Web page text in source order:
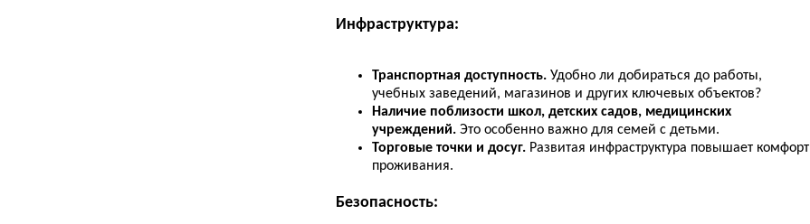
Инфраструктура:
Транспортная доступность.Удобно ли добираться до работы,
учебных заведений, магазинов и других ключевых объектов?
Наличие поблизости школ, детских садов, медицинских
учреждений.Это особенно важно для семей с детьми.
Торговые точки и досуг.Развитая инфраструктура повышает комфорт
проживания.
Безопасность: